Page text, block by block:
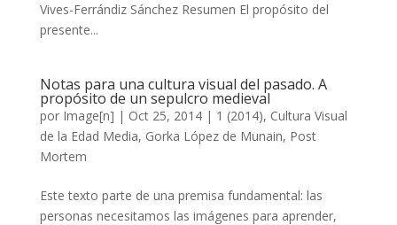
Vives-Ferrándiz Sánchez Resumen El propósito del
presente...
Notas para una cultura visual del pasado. A
propósito de un sepulcro medieval
por Image[n] | Oct 25, 2014| 1 (2014), Cultura Visual
de la Edad Media, Gorka López de Munain, Post
Mortem
Este texto parte de una premisa fundamental: las
personas necesitamos las imágenes para aprender,